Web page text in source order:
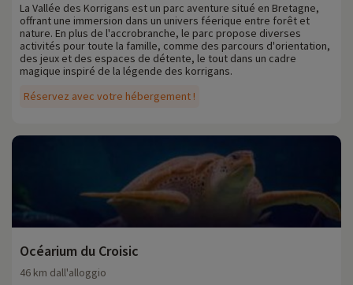
Réservez avec votre hébergement !
La Vallée des Korrigans est un parc aventure situé en Bretagne,
offrant une immersion dans un univers féerique entre forêt et
nature. En plus de l'accrobranche, le parc propose diverses
activités pour toute la famille, comme des parcours d'orientation,
des jeux et des espaces de détente, le tout dans un cadre
magique inspiré de la légende des korrigans.
Océarium du Croisic
46 km dall'alloggio